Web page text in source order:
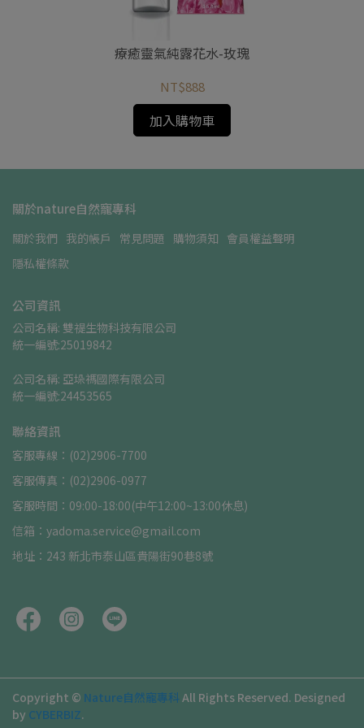
療癒靈氣純露花水-玫瑰
NT$888
加入購物車
關於nature自然寵專科
關於我們 我的帳戶 常見問題 購物須知 會員權益聲明
隱私權條款
公司資訊
公司名稱: 雙禔生物科技有限公司
統一編號:25019842
公司名稱: 亞垛禡國際有限公司
統一編號:24453565
聯絡資訊
客服專線：(02)2906-7700
客服傳真：(02)2906-0977
客服時間：09:00-18:00(中午12:00~13:00休息)
信箱：yadoma.service@gmail.com
地址：243 新北市泰山區貴陽街90巷8號
Copyright © Nature自然寵專科All Rights Reserved. Designed
by CYBERBIZ.